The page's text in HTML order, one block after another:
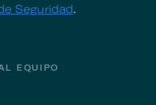
Seguridad.
EQUIPO